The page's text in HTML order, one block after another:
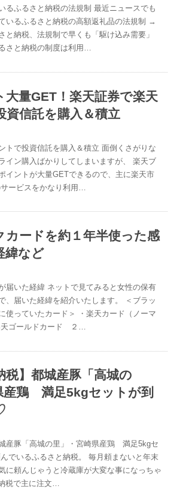
るふるさと納税の法規制 最近ニュースでも
いるふるさと納税の高額返礼品の法規制 →
納税、法規制で早くも「駆け込み需要」
さと納税の制度は利用…
大量GET！楽天証券で楽天
資信託を購入＆積立
トで投資信託を購入＆積立 面倒くさがりな
イン購入ばかりしてしまいますが、 楽天ブ
イントが大量GETできるので、主に楽天市
ービスをかなり利用…
カードを約１年半使った感
緯など
届いた経緯 ネットで見てみると女性の保有
、届いた経緯を紹介いたします。 ＜ブラッ
使っていたカード＞ ・楽天カード（ノーマ
天ゴールドカード ２…
税】都城産豚「高城の
産鶏 満足5kgセットが到
城産豚「高城の里」・宮崎県産鶏 満足5kgセ
でいるふるさと納税。 毎月頼まないと年末
に頼んじゃうと冷蔵庫が大変な事になっちゃ
税で主に注文…